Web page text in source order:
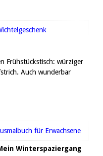
Frühstückstisch: würziger
Auch wunderbar
Winterspaziergang